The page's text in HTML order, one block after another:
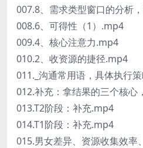
007.8、需求类型窗口的分析
008.6、可得性（1）.mp4
009.4、核心注意力.mp4
010.2、收资源的捷径.mp4
011._沟通常用语，具体执行
012.补充：拿结果的三个核心
013.T2阶段：补充.mp4
014.T1阶段：补充.mp4
015.男女差异、资源收集效率